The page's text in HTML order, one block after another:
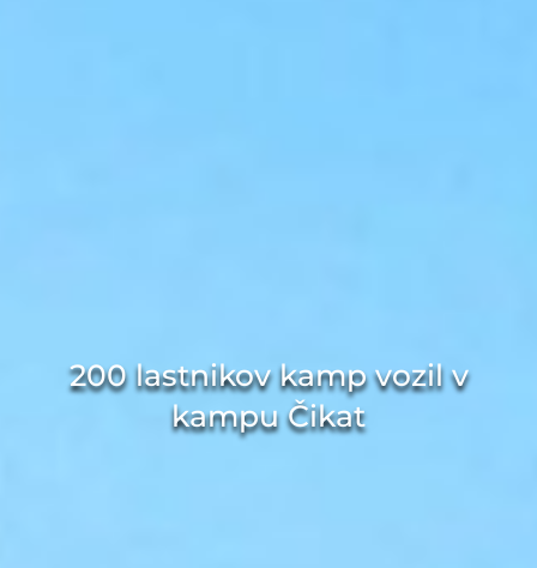
200 lastnikov kamp vozil v
kampu Čikat